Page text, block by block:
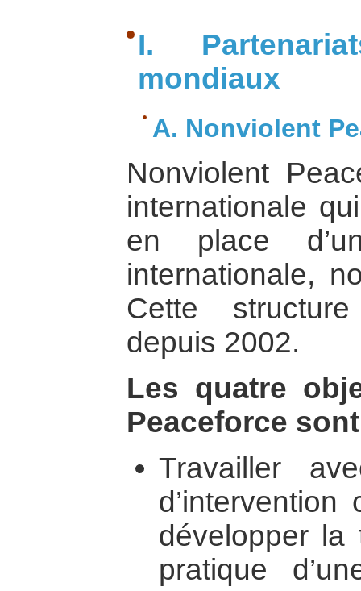
I.
mondiaux
A. Nonviolent
Nonviolent
internationale
en place
internationale,
Cette
depuis 2002.
Les quatre
Peaceforce
Travailler
développer
pratique